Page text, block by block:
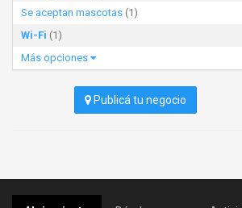
Se aceptan mascotas (1)
Wi-Fi (1)
Más opciones
Publicá tu negocio